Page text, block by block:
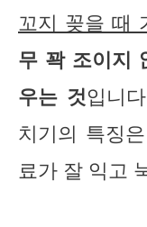
꼬지 꽂을 때
무 꽉 조이지
우는 것입니
치기의 특징
료가 잘 익고